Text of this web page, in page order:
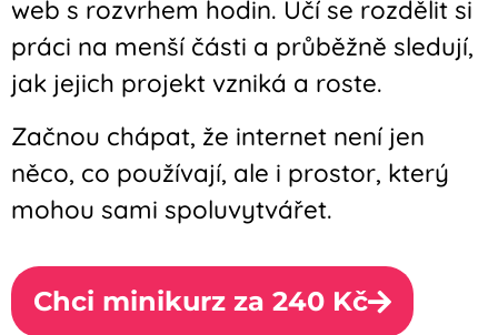
web s rozvrhem hodin. Učí se rozdělit si
práci na menší části a průběžně sledují,
jak jejich projekt vzniká a roste.
Začnou chápat, že internet není jen
něco, co používají, ale i prostor, který
mohou sami spoluvytvářet.
Chci minikurz za 240 Kč